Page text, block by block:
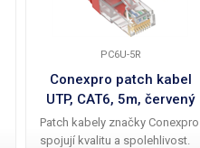
PC6U-5R
Conexpro patch kabel
UTP, CAT6, 5m, červený
Patch kabely značky Conexpro
spojují kvalitu a spolehlivost.